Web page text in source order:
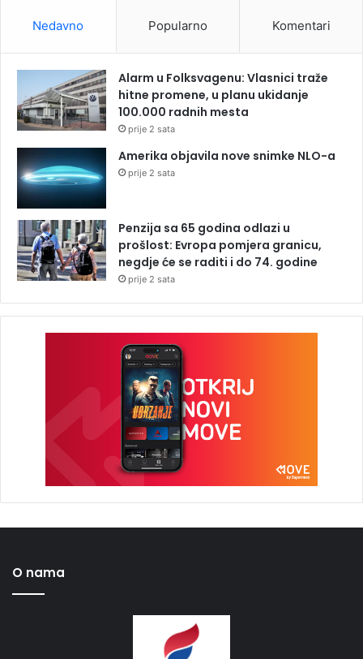
Nedavno Popularno Komentari
Alarm u Folksvagenu: Vlasnici traže
hitne promene, u planu ukidanje
100.000 radnih mesta
prije 2 sata
Amerika objavila nove snimke NLO-a
prije 2 sata
Penzija sa 65 godina odlazi u
prošlost: Evropa pomjera granicu,
negdje će se raditi i do 74. godine
prije 2 sata
O nama